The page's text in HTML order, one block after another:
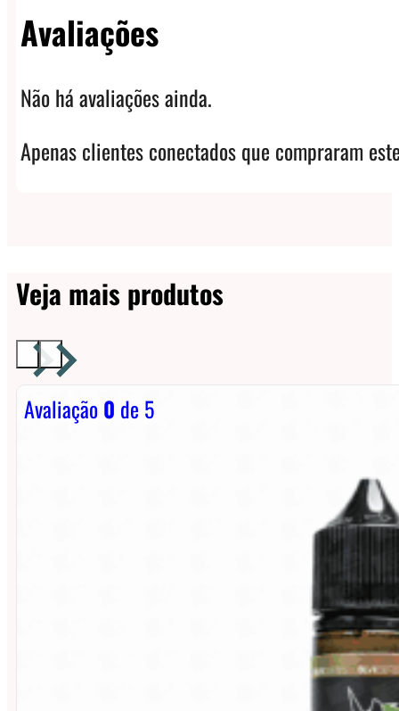
Avaliações
Não há avaliações ainda.
Apenas clientes conectados que compraram
Veja mais produtos
Avaliação0 de 5